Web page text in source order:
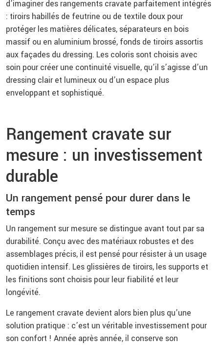
d’imaginer des rangements cravate parfaitement intégrés
: tiroirs habillés de feutrine ou de textile doux pour
protéger les matières délicates, séparateurs en bois
massif ou en aluminium brossé, fonds de tiroirs assortis
aux façades du dressing. Les coloris sont choisis avec
soin pour créer une continuité visuelle, qu’il s’agisse d’un
dressing clair et lumineux ou d’un espace plus
enveloppant et sophistiqué.
Rangement cravate sur
mesure : un investissement
durable
Un rangement pensé pour durer dans le
temps
Un rangement sur mesure se distingue avant tout par sa
durabilité. Conçu avec des matériaux robustes et des
assemblages précis, il est pensé pour résister à un usage
quotidien intensif. Les glissières de tiroirs, les supports et
les finitions sont choisis pour leur fiabilité et leur
longévité.
Le rangement cravate devient alors bien plus qu’une
solution pratique : c’est un véritable investissement pour
son confort ! Année après année, il conserve son